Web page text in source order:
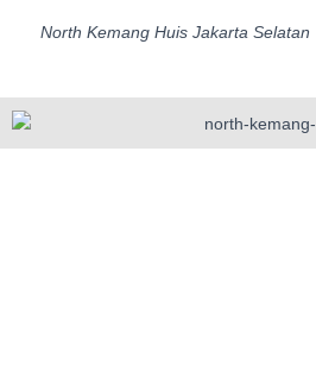
North Kemang Huis Jakarta Selatan